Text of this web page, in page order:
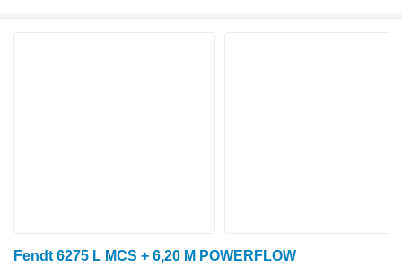
Fendt 6275 L MCS + 6,20 M POWERFLOW